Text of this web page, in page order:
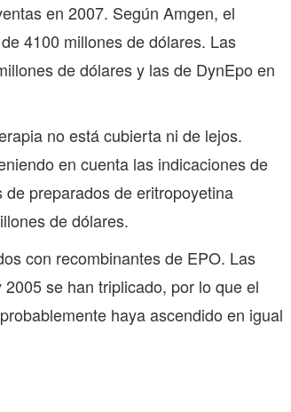
en 2007. Según Amgen, el
4100 millones de dólares. Las
de dólares y las de DynEpo en
no está cubierta ni de lejos.
en cuenta las indicaciones de
preparados de eritropoyetina
de dólares.
con recombinantes de EPO. Las
se han triplicado, por lo que el
haya ascendido en igual